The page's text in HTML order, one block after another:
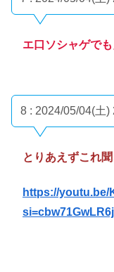
エ口ソシャゲで
8 : 2024/05/04(土)
とりあえずこれ
https://youtu.be/